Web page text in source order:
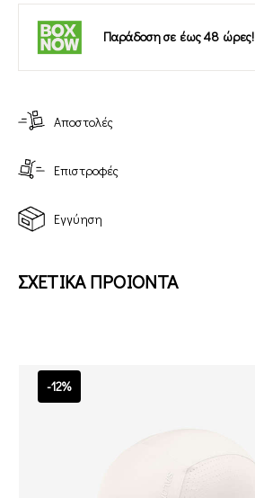
Παράδοση σε έως 48 ώρες!
Αποστολές
Επιστροφές
Εγγύηση
ΣΧΕΤΙΚΑ ΠΡΟΙΟΝΤΑ
-12%